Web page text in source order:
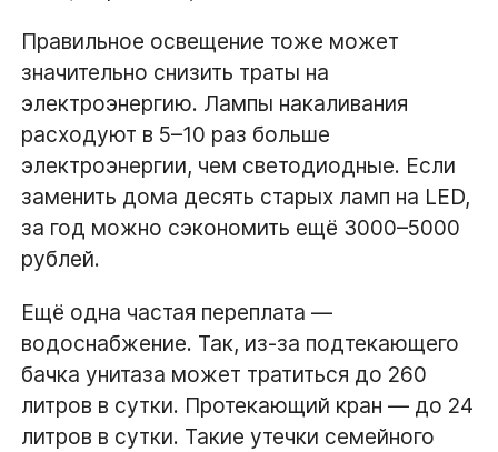
Правильное освещение тоже может
значительно снизить траты на
электроэнергию. Лампы накаливания
расходуют в 5–10 раз больше
электроэнергии, чем светодиодные. Если
заменить дома десять старых ламп на LED,
за год можно сэкономить ещё 3000–5000
рублей.
Ещё одна частая переплата —
водоснабжение. Так, из-за подтекающего
бачка унитаза может тратиться до 260
литров в сутки. Протекающий кран — до 24
литров в сутки. Такие утечки семейного